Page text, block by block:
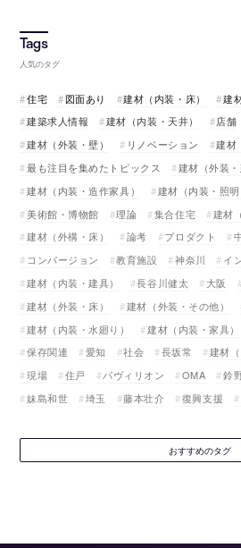
人気のタグ
住宅 図面あり 建材（内装・床） 建
建築求人情報
建材（内装・天井） 店舗
建材（外装・壁）
リノベーション 建材
最も注目を集めたトピックス
建材（外装・
建材（内装・造作家具）
建材（内装・照明
美術館・博物館
理論 集合住宅
建材
建材（外構・床）
論考 プロダクト
コンバージョン
教育施設 神奈川
イ
建材（内装・建具）
長谷川健太 大阪
建材（外装・床）
建材（外装・その他）
建材（内装・水廻り）
建材（内装・家具）
保存関連
愛知 社会 長坂常 建材
現場
住戸 パヴィリオン OMA 鈴
妹島和世
埼玉 藤本壮介 復興支援
おすすめのタグ